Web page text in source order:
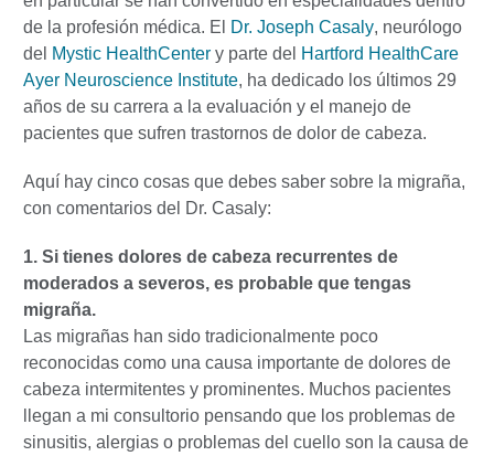
de la profesión médica. El
Dr. Joseph Casaly, neurólogo
del Mystic HealthCenter y parte del Hartford HealthCare
Ayer Neuroscience Institute, ha dedicado los últimos 29
años de su carrera a la evaluación y el manejo de
pacientes que sufren trastornos de dolor de cabeza.
Aquí hay cinco cosas que debes saber sobre la migraña,
con comentarios del Dr. Casaly:
1. Si tienes dolores de cabeza recurrentes de
moderados a severos, es probable que tengas
migraña.
Las migrañas han sido tradicionalmente poco
reconocidas como una causa importante de dolores de
cabeza intermitentes y prominentes. Muchos pacientes
llegan a mi consultorio pensando que los problemas de
sinusitis, alergias o problemas del cuello son la causa de